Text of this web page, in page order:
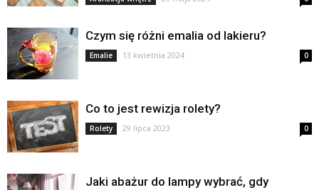
Czym się różni emalia od lakieru?
Emalie 13 kwietnia 2024 0
Co to jest rewizja rolety?
Rolety 29 lipca 2023 0
Jaki abażur do lampy wybrać, gdy